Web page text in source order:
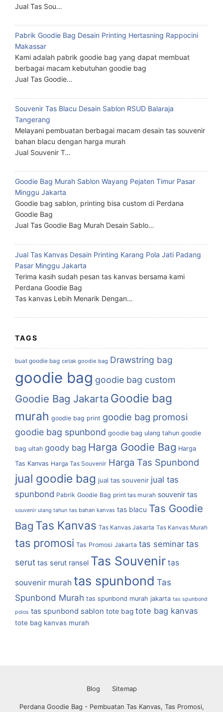
Jual Tas Sou…
Pabrik Goodie Bag Desain Printing Hertasning Rappocini
Makassar
Kami adalah pabrik goodie bag yang dapat membuat
berbagai macam kebutuhan goodie bag
Jual Tas Goodie…
Souvenir Tas Blacu Desain Sablon RSUD Balaraja
Tangerang
Melayani pembuatan berbagai macam desain tas souvenir
bahan blacu dengan harga murah
Jual Souvenir T…
Goodie Bag Murah Sablon Wayang Pejaten Timur Pasar
Minggu Jakarta
Goodie bag sablon, printing bisa custom di Perdana
Goodie Bag
Jual Tas Goodie Bag Murah Desain Sablo…
Jual Tas Kanvas Desain Printing Karang Pola Jati Padang
Pasar Minggu Jakarta
Terima kasih sudah pesan tas kanvas bersama kami
Perdana Goodie Bag
Tas kanvas Lebih Menarik Dengan…
TAGS
buat goodie bag cetak goodie bag Drawstring bag
goodie bag goodie bag custom
Goodie Bag Jakarta Goodie bag
murah goodie bag print goodie bag promosi
goodie bag spunbond goodie bag ulang tahun goodie
bag ultah goody bag Harga Goodie Bag Harga
Tas Kanvas Harga Tas Souvenir Harga Tas Spunbond
jual goodie bag jual tas souvenir jual tas
spunbond Pabrik Goodie Bag print tas murah souvenir tas
souvenir ulang tahun tas bahan kanvas tas blacu Tas Goodie
Bag Tas Kanvas Tas Kanvas Jakarta Tas Kanvas Murah
tas promosi Tas Promosi Jakarta tas seminar tas
serut tas serut ransel Tas Souvenir tas
souvenir murah tas spunbond Tas
Spunbond Murah tas spunbond murah jakarta tas spunbond
polos tas spunbond sablon tote bag tote bag kanvas
tote bag kanvas murah
Blog Sitemap
Perdana Goodie Bag - Pembuatan Tas Kanvas, Tas Promosi,